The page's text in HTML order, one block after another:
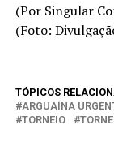
(Por Singular
(Foto:
TÓPICOS
ARGUAÍNA
TORNEIO